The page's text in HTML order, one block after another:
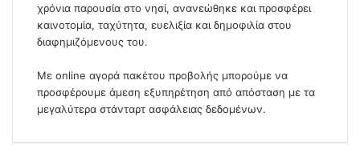
χρόνια παρουσία στο νησί, ανανεώθηκε και προσφέρει
καινοτομία, ταχύτητα, ευελιξία και δημοφιλία στου
διαφημιζόμενους του.
Με online αγορά πακέτου προβολής μπορούμε να
προσφέρουμε άμεση εξυπηρέτηση από απόσταση με τα
μεγαλύτερα στάνταρτ ασφάλειας δεδομένων.